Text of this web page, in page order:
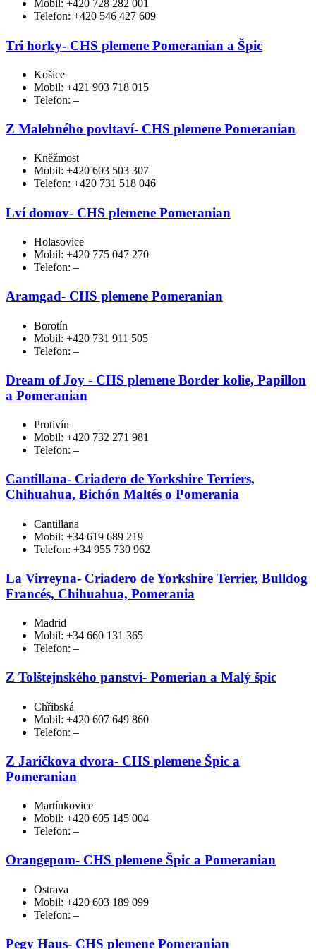
Mobil: +420 728 282 001
Telefon: +420 546 427 609
Tri horky- CHS plemene Pomeranian a Špic
Košice
Mobil: +421 903 718 015
Telefon: –
Z Malebného povltaví- CHS plemene Pomeranian
Kněžmost
Mobil: +420 603 503 307
Telefon: +420 731 518 046
Lví domov- CHS plemene Pomeranian
Holasovice
Mobil: +420 775 047 270
Telefon: –
Aramgad- CHS plemene Pomeranian
Borotín
Mobil: +420 731 911 505
Telefon: –
Dream of Joy - CHS plemene Border kolie, Papillon
a Pomeranian
Protivín
Mobil: +420 732 271 981
Telefon: –
Cantillana- Criadero de Yorkshire Terriers,
Chihuahua, Bichón Maltés o Pomerania
Cantillana
Mobil: +34 619 689 219
Telefon: +34 955 730 962
La Virreyna- Criadero de Yorkshire Terrier, Bulldog
Francés, Chihuahua, Pomerania
Madrid
Mobil: +34 660 131 365
Telefon: –
Z Tolštejnského panství- Pomerian a Malý špic
Chřibská
Mobil: +420 607 649 860
Telefon: –
Z Jaríčkova dvora- CHS plemene Špic a
Pomeranian
Martínkovice
Mobil: +420 605 145 004
Telefon: –
Orangepom- CHS plemene Špic a Pomeranian
Ostrava
Mobil: +420 603 189 099
Telefon: –
Pegy Haus- CHS plemene Pomeranian